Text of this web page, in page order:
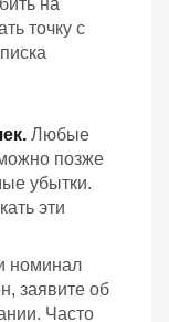
точку с
Любые
позже
убытки.
эти
номинал
заявите об
Часто